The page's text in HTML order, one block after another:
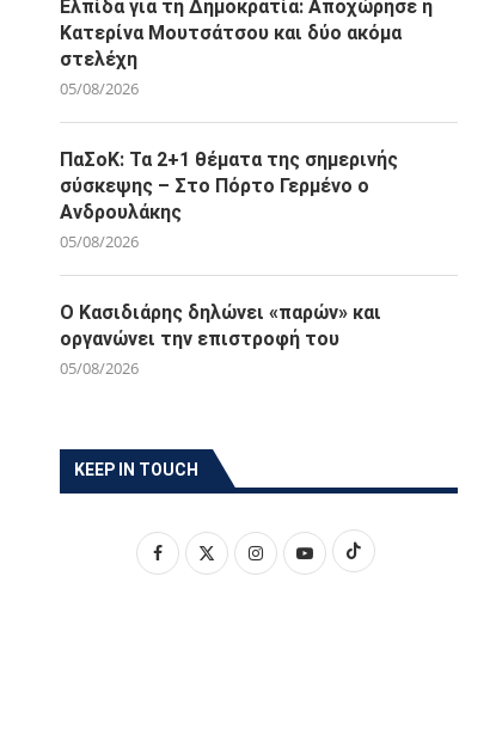
Ελπίδα για τη Δημοκρατία: Αποχώρησε η
Κατερίνα Μουτσάτσου και δύο ακόμα
στελέχη
05/08/2026
ΠαΣοΚ: Τα 2+1 θέματα της σημερινής
σύσκεψης – Στο Πόρτο Γερμένο ο
Ανδρουλάκης
05/08/2026
Ο Κασιδιάρης δηλώνει «παρών» και
οργανώνει την επιστροφή του
05/08/2026
KEEP IN TOUCH